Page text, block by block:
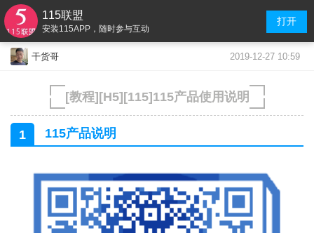
115联盟
安装115APP，随时参与互动
打开
干货哥 2019-12-27 10:59
[教程][H5][115]115产品使用说明
.
.
1 115产品说明